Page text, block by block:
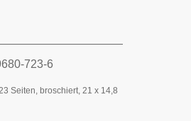
723-6
Seiten, broschiert, 21 x 14,8